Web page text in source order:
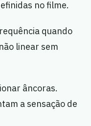
no filme.
quando
linear sem
âncoras.
a sensação de